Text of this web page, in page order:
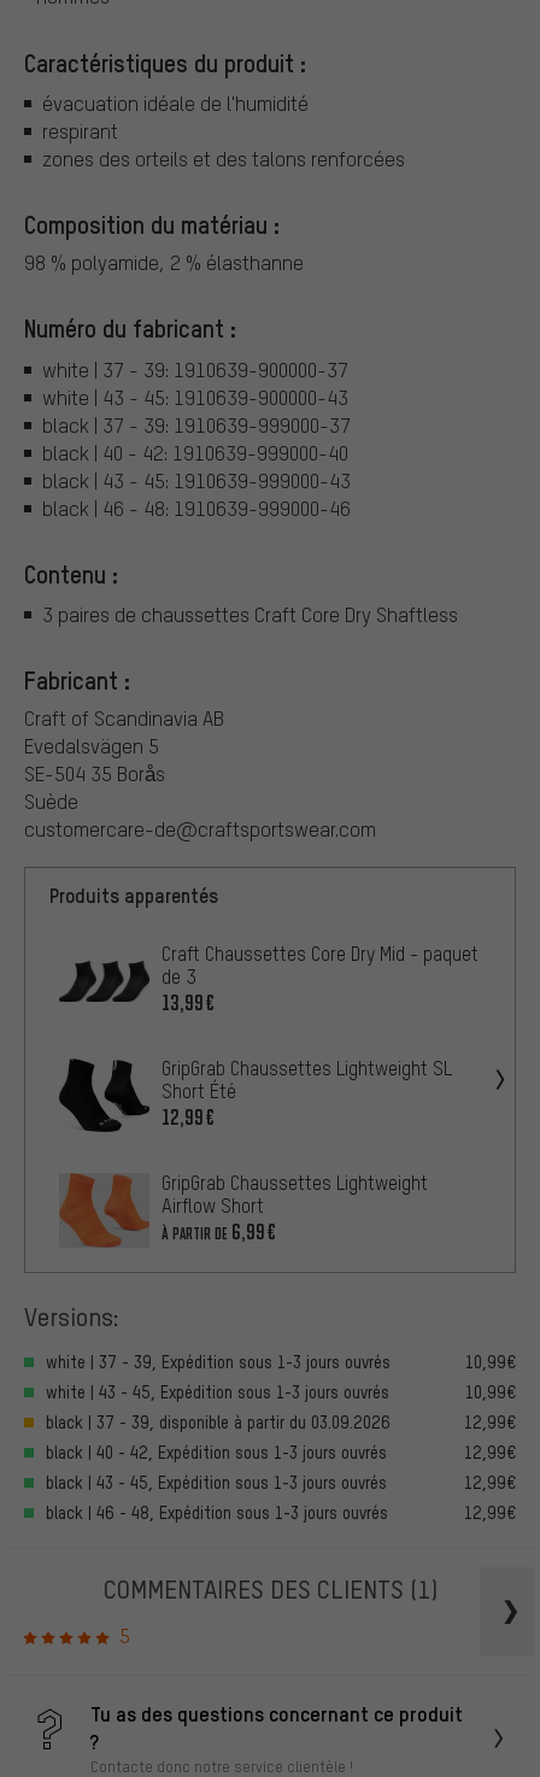
Caractéristiques du produit :
évacuation idéale de l'humidité
respirant
zones des orteils et des talons renforcées
Composition du matériau :
98 % polyamide, 2 % élasthanne
Numéro du fabricant :
white | 37 - 39: 1910639-900000-37
white | 43 - 45: 1910639-900000-43
black | 37 - 39: 1910639-999000-37
black | 40 - 42: 1910639-999000-40
black | 43 - 45: 1910639-999000-43
black | 46 - 48: 1910639-999000-46
Contenu :
3 paires de chaussettes Craft Core Dry Shaftless
Fabricant :
Craft of Scandinavia AB
Evedalsvägen 5
SE-504 35 Borås
Suède
customercare-de@craftsportswear.com
Produits apparentés
Craft Chaussettes Core Dry Mid - paquet
de 3
13,99€
GripGrab Chaussettes Lightweight SL
Short Été
12,99€
GripGrab Chaussettes Lightweight
Airflow Short
À PARTIR DE 6,99€
Versions:
white | 37 - 39, Expédition sous 1-3 jours ouvrés
10,99€
white | 43 - 45, Expédition sous 1-3 jours ouvrés
10,99€
black | 37 - 39, disponible à partir du 03.09.2026
12,99€
black | 40 - 42, Expédition sous 1-3 jours ouvrés
12,99€
black | 43 - 45, Expédition sous 1-3 jours ouvrés
12,99€
black | 46 - 48, Expédition sous 1-3 jours ouvrés
12,99€
COMMENTAIRES DES CLIENTS (1)
5
Tu as des questions concernant ce produit
?
Contacte donc notre service clientèle !